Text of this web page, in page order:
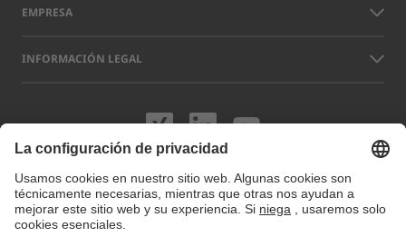
EMPRESA
INFORMACIÓN LEGAL
Visítenos en XING
Visítenos en
Visítenos
Los nombres de otras empresas y productos que aparecen en este sitio
web pueden ser marcas comerciales o registradas que no pertenecen a
LAP sino a sus respectivos titulares. Nuestro sitio web utiliza cookies.